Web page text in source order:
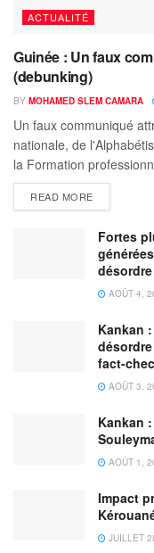
ACTUALITÉ
Guinée : Un faux
(debunking)
BY MOHAMED SLEM CAMARA
Un faux communiqué
nationale, de
la Formation
READ MORE
Fortes
AOÛT 4,
Kankan
fact-
AOÛT 3,
Kankan
AOÛT 1,
Impact
JUILLET